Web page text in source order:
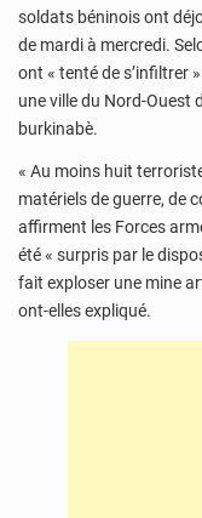
soldats béninois ont
de mardi à mercredi.
ont « tenté de s’infiltrer
une ville du Nord-Ouest
burkinabè.
« Au moins huit
matériels de guerre, de
affirment les Forces
été « surpris par le
fait exploser une mine
ont-elles expliqué.